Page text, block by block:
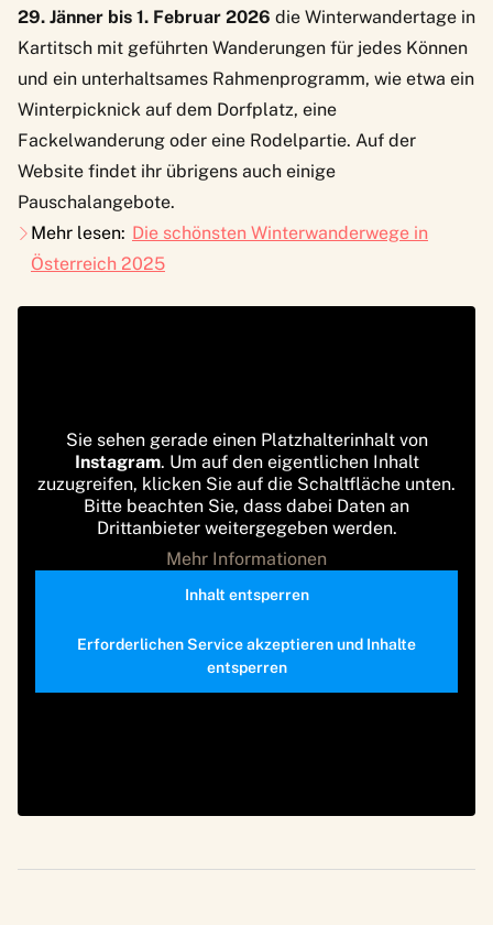
29. Jänner bis 1. Februar 2026 die Winterwandertage in
Kartitsch mit geführten Wanderungen für jedes Können
und ein unterhaltsames Rahmenprogramm, wie etwa ein
Winterpicknick auf dem Dorfplatz, eine
Fackelwanderung oder eine Rodelpartie. Auf der
Website findet ihr übrigens auch einige
Pauschalangebote.
Mehr lesen: Die schönsten Winterwanderwege in
Österreich 2025
Sie sehen gerade einen Platzhalterinhalt von
Instagram. Um auf den eigentlichen Inhalt
zuzugreifen, klicken Sie auf die Schaltfläche unten.
Bitte beachten Sie, dass dabei Daten an
Drittanbieter weitergegeben werden.
Mehr Informationen
Inhalt entsperren
Erforderlichen Service akzeptieren und Inhalte
entsperren